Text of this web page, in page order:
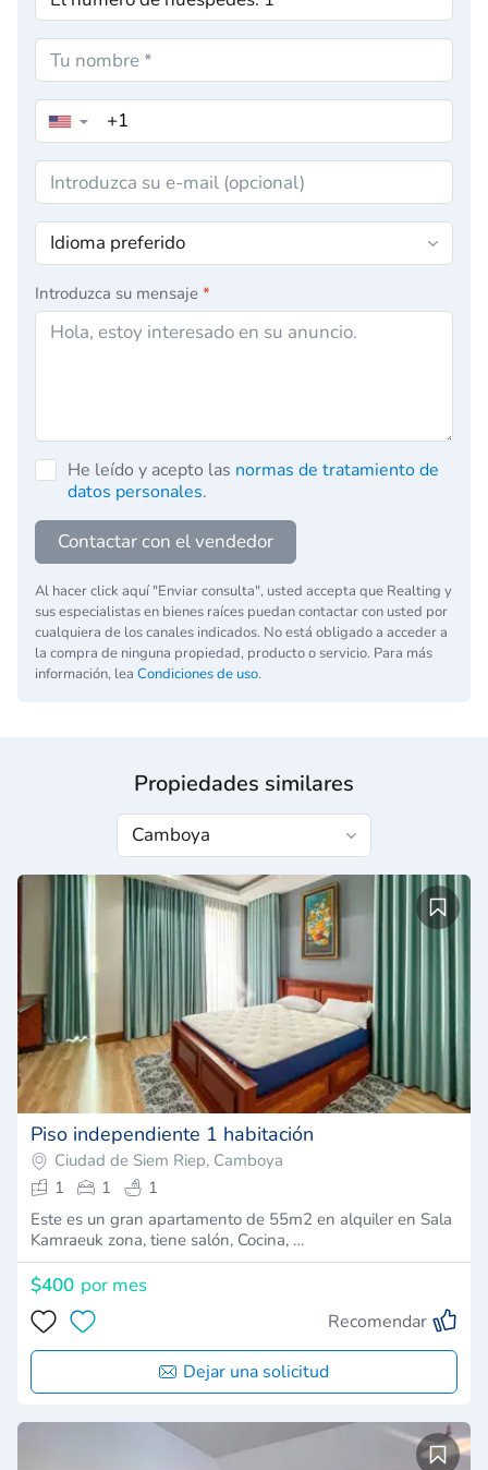
▼
Introduzca su mensaje *
He leído y acepto las normas de tratamiento de
datos personales.
Contactar con el vendedor
Al hacer click aquí "Enviar consulta", usted accepta que Realting y
sus especialistas en bienes raíces puedan contactar con usted por
cualquiera de los canales indicados. No está obligado a acceder a
la compra de ninguna propiedad, producto o servicio. Para más
información, lea Condiciones de uso.
Propiedades similares
Piso independiente 1 habitación
Ciudad de Siem Riep, Camboya
1
1
1
Este es un gran apartamento de 55m2 en alquiler en Sala
Kamraeuk zona, tiene salón, Cocina, …
$400 por mes
Recomendar
Dejar una solicitud